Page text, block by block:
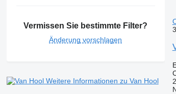
Vermissen Sie bestimmte Filter?
Änderung vorschlagen
Weitere Informationen zu Van Hool